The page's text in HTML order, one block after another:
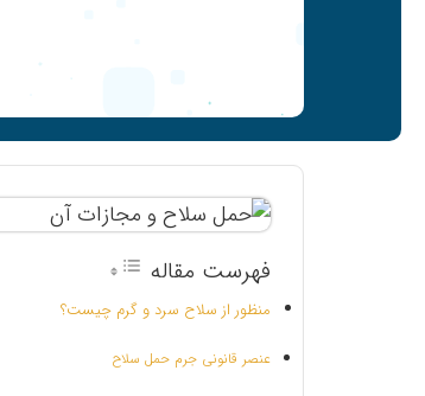
فهرست مقاله
منظور از سلاح سرد و گرم چیست؟
عنصر قانونی جرم حمل سلاح